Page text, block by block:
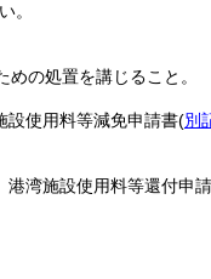
。
の処置を講じること。
設使用料等減免申請書(別
港湾施設使用料等還付申